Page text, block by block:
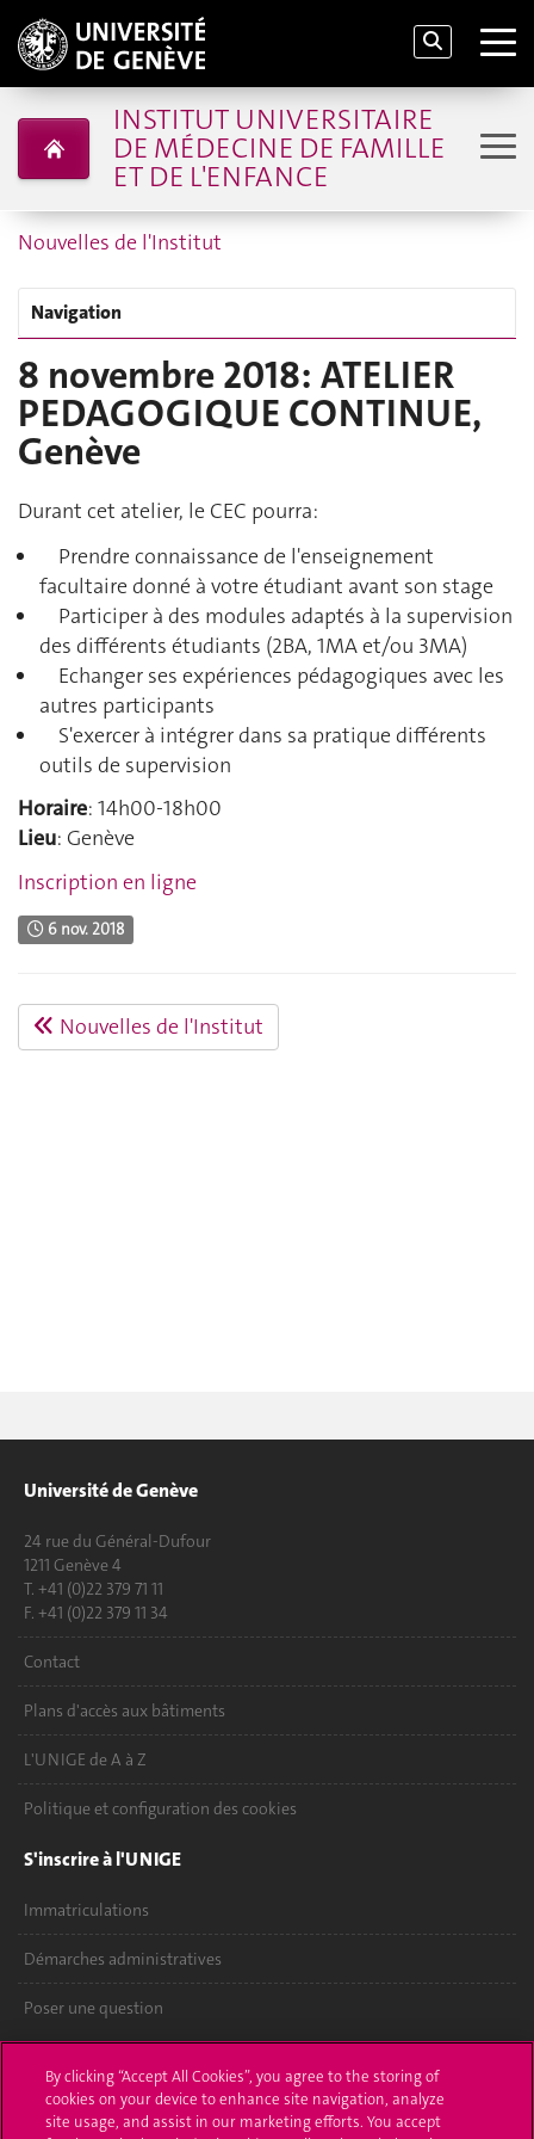
INSTITUT UNIVERSITAIRE
DE MÉDECINE DE FAMILLE
ET DE L'ENFANCE
Nouvelles de l'Institut
Navigation
8 novembre 2018: ATELIER
PEDAGOGIQUE CONTINUE,
Genève
Durant cet atelier, le CEC pourra:
Prendre connaissance de l'enseignement
facultaire donné à votre étudiant avant son stage
Participer à des modules adaptés à la supervision
des différents étudiants (2BA, 1MA et/ou 3MA)
Echanger ses expériences pédagogiques avec les
autres participants
S'exercer à intégrer dans sa pratique différents
outils de supervision
Horaire: 14h00-18h00
Lieu: Genève
Inscription en ligne
6 nov. 2018
Nouvelles de l'Institut
Université de Genève
24 rue du Général-Dufour
1211 Genève 4
T. +41 (0)22 379 71 11
F. +41 (0)22 379 11 34
Contact
Plans d'accès aux bâtiments
L'UNIGE de A à Z
Politique et configuration des cookies
S'inscrire à l'UNIGE
Immatriculations
Démarches administratives
Poser une question
UNIGE Mobile
By clicking “Accept All Cookies”, you agree to the storing of
cookies on your device to enhance site navigation, analyze
site usage, and assist in our marketing efforts. You accept